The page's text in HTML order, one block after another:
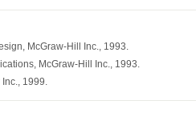
McGraw-Hill Inc., 1993.
McGraw-Hill Inc., 1993.
1999.